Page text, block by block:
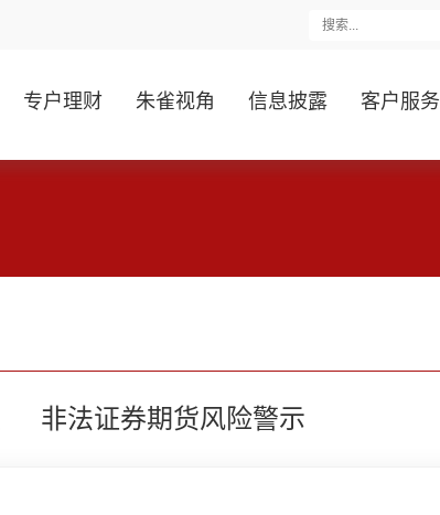
专户理财 朱雀视角 信息披露 客户服务
非法证券期货风险警示